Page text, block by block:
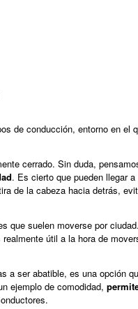
de conducción, entorno en el
cerrado. Sin duda,
. Es cierto que pueden llegar
de la cabeza hacia detrás,
que suelen moverse por
útil a la hora de
a ser abatible, es una opción
ejemplo de comodidad,